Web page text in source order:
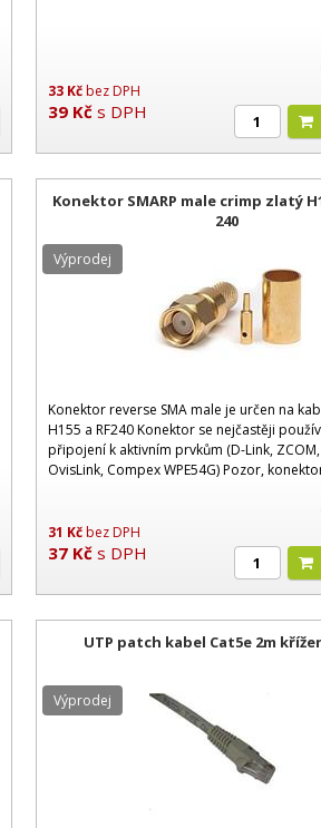
33 Kčbez DPH
39 Kč s DPH
Konektor SMARP male crimp zlatý
240
Konektor reverse SMA male je určen na
H155 a RF240 Konektor se nejčastěji
připojení k aktivním prvkům (D-Link, ZCOM,
OvisLink, Compex WPE54G) Pozor,
31 Kčbez DPH
37 Kč s DPH
Výprodej
UTP patch kabel Cat5e 2m
Výprodej